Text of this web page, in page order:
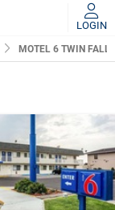
LOGIN
MOTEL 6 TWIN